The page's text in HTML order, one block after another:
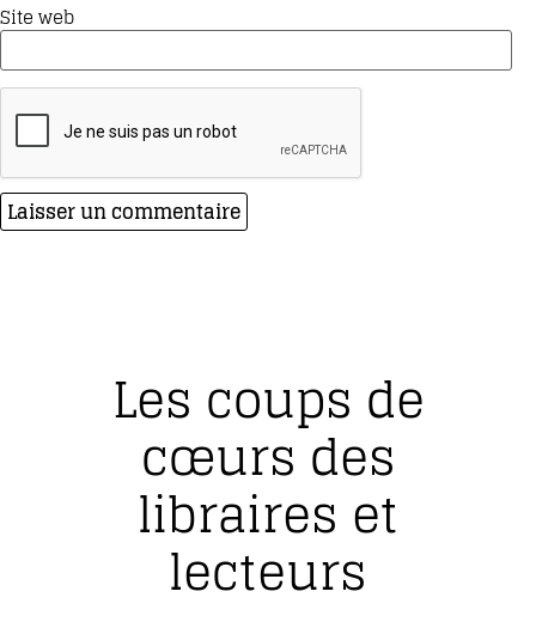
Site web
Les coups de
cœurs des
libraires et
lecteurs